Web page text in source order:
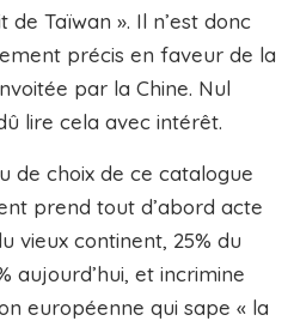
Taïwan ». Il n’est donc
précis en faveur de la
par la Chine. Nul
lire cela avec intérêt.
de choix de ce catalogue
prend tout d’abord acte
vieux continent, 25% du
aujourd’hui, et incrimine
européenne qui sape « la